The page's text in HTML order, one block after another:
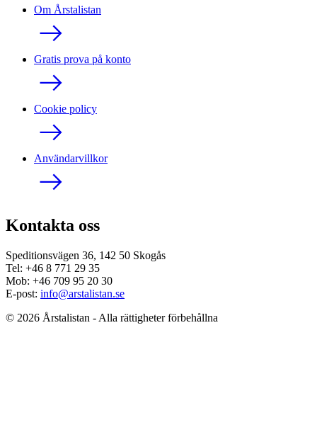
Om Årstalistan
Gratis prova på konto
Cookie policy
Användarvillkor
Kontakta oss
Speditionsvägen 36, 142 50 Skogås
Tel: +46 8 771 29 35
Mob: +46 709 95 20 30
E-post: info@arstalistan.se
© 2026 Årstalistan - Alla rättigheter förbehållna